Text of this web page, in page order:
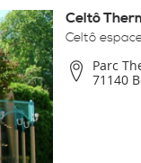
Celtô
Celtô
Parc
71140